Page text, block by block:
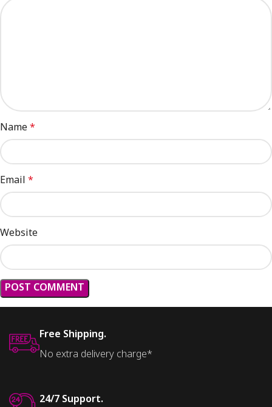
Name*
Email *
Website
Free Shipping.
No extra delivery charge*
24/7 Support.